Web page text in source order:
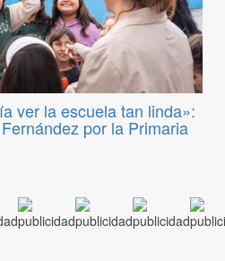
ver la escuela tan linda»:
por la Primaria